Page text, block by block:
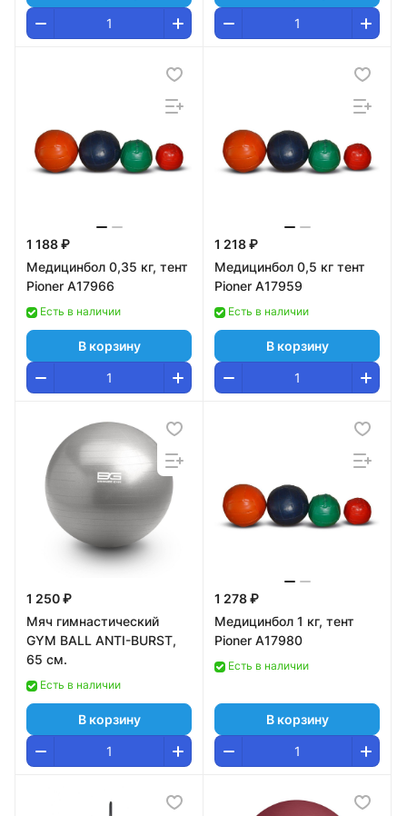
1 188 ₽
Медицинбол 0,35 кг, тент
Pioner A17966
Есть в наличии
В корзину
1 218 ₽
Медицинбол 0,5 кг тент
Pioner A17959
Есть в наличии
В корзину
1 250 ₽
Мяч гимнастический
GYM BALL ANTI-BURST,
65 см.
Есть в наличии
В корзину
1 278 ₽
Медицинбол 1 кг, тент
Pioner A17980
Есть в наличии
В корзину